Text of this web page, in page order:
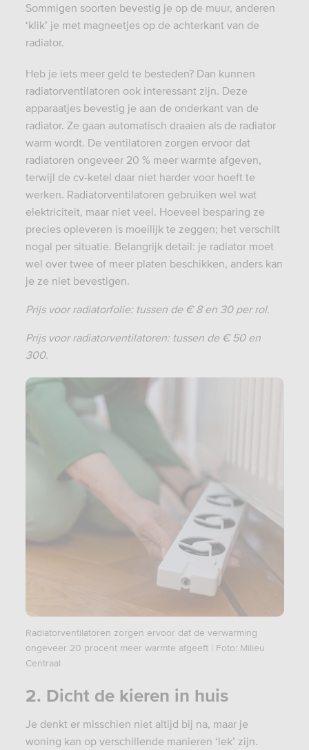
Sommigen soorten bevestig je op de muur, anderen
‘klik’ je met magneetjes op de achterkant van de
radiator.
Heb je iets meer geld te besteden? Dan kunnen
radiatorventilatoren ook interessant zijn. Deze
apparaatjes bevestig je aan de onderkant van de
radiator. Ze gaan automatisch draaien als de radiator
warm wordt. De ventilatoren zorgen ervoor dat
radiatoren ongeveer 20 % meer warmte afgeven,
terwijl de cv-ketel daar niet harder voor hoeft te
werken. Radiatorventilatoren gebruiken wel wat
elektriciteit, maar niet veel. Hoeveel besparing ze
precies opleveren is moeilijk te zeggen; het verschilt
nogal per situatie. Belangrijk detail: je radiator moet
wel over twee of meer platen beschikken, anders kan
je ze niet bevestigen.
Prijs voor radiatorfolie: tussen de € 8 en 30 per rol.
Prijs voor radiatorventilatoren: tussen de € 50 en
300.
Radiatorventilatoren zorgen ervoor dat de verwarming
ongeveer 20 procent meer warmte afgeeft | Foto: Milieu
Centraal
2. Dicht de kieren in huis
Je denkt er misschien niet altijd bij na, maar je
woning kan op verschillende manieren ‘lek’ zijn.